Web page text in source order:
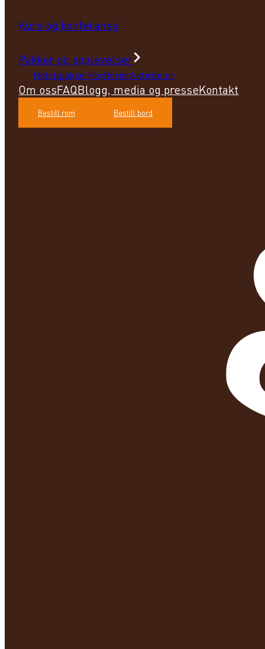
Kurs og konferanse
Pakker og opplevelser
HotellpakkerKortferierAktiviteter
Om ossFAQBlogg, media og presseKontakt
Bestill rom Bestill bord